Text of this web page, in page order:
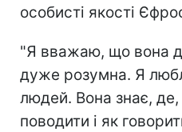
особисті якості
"Я вважаю, що вона
дуже розумна. Я
людей. Вона знає, де,
поводити і як